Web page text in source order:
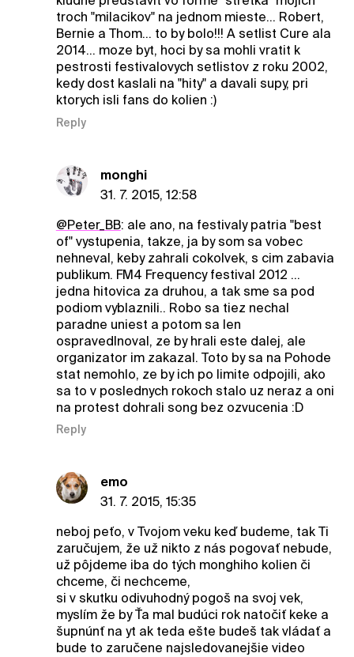
troch "milacikov" na jednom mieste... Robert,
Bernie a Thom... to by bolo!!! A setlist Cure ala
2014... moze byt, hoci by sa mohli vratit k
pestrosti festivalovych setlistov z roku 2002,
kedy dost kaslali na "hity" a davali supy, pri
ktorych isli fans do kolien :)
Reply
monghi
31. 7. 2015, 12:58
@Peter_BB: ale ano, na festivaly patria "best
of" vystupenia, takze, ja by som sa vobec
nehneval, keby zahrali cokolvek, s cim zabavia
publikum. FM4 Frequency festival 2012 ...
jedna hitovica za druhou, a tak sme sa pod
podiom vyblaznili.. Robo sa tiez nechal
paradne uniest a potom sa len
ospravedlnoval, ze by hrali este dalej, ale
organizator im zakazal. Toto by sa na Pohode
stat nemohlo, ze by ich po limite odpojili, ako
sa to v poslednych rokoch stalo uz neraz a oni
na protest dohrali song bez ozvucenia :D
Reply
emo
31. 7. 2015, 15:35
neboj peťo, v Tvojom veku keď budeme, tak Ti
zaručujem, že už nikto z nás pogovať nebude,
už pôjdeme iba do tých monghiho kolien či
chceme, či nechceme,
si v skutku odivuhodný pogoš na svoj vek,
myslím že by Ťa mal budúci rok natočiť keke a
šupnúnť na yt ak teda ešte budeš tak vládať a
bude to zaručene najsledovanejšie video